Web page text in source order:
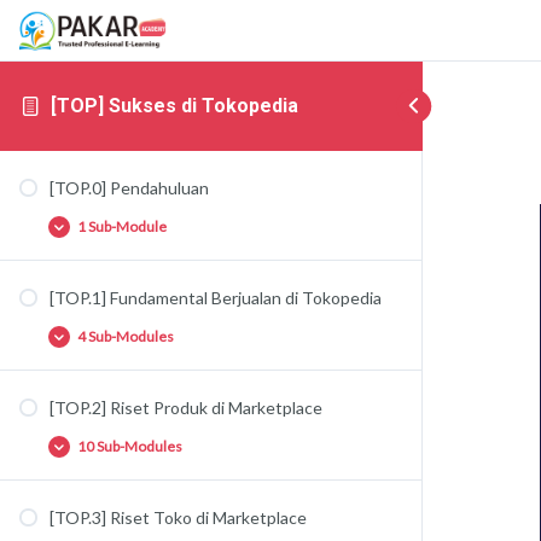
[TOP] Sukses di Tokopedia
[TOP.0] Pendahuluan
1 Sub-Module
[TOP.0.1] Pendahuluan Marketplace
[TOP.1] Fundamental Berjualan di Tokopedia
4 Sub-Modules
[TOP.1.1] Fundamental Berjualan di Tokopedia
[TOP.1.2] Teknik Produk Pancingan
Importir
[TOP.2] Riset Produk di Marketplace
10 Sub-Modules
[TOP.2.1] Fundamental Riset Produk di
[TOP.3] Riset Toko di Marketplace